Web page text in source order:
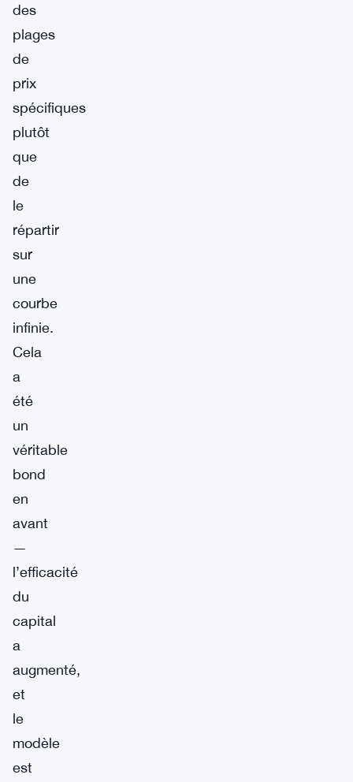
des
plages
de
prix
spécifiques
plutôt
que
de
le
répartir
sur
une
courbe
infinie.
Cela
a
été
un
véritable
bond
en
avant
—
l’efficacité
du
capital
a
augmenté,
et
le
modèle
est